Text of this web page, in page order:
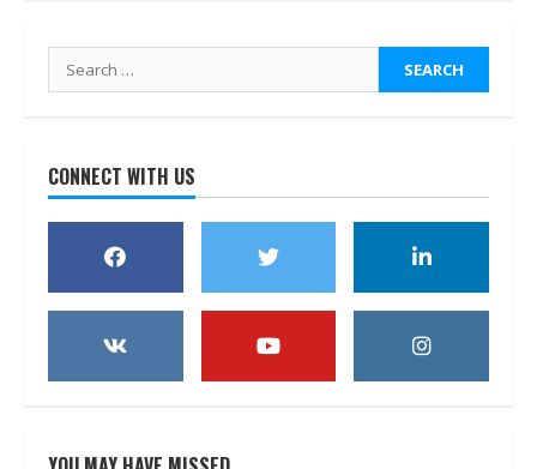
Search
for:
CONNECT WITH US